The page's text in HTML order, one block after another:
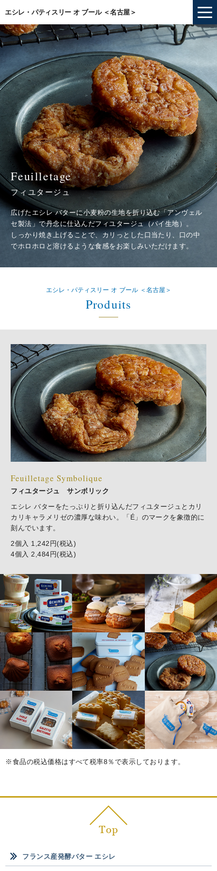
エシレ・パティスリー オ ブール ＜名古屋＞
Feuilletage
フィユタージュ
広げたエシレ バターに小麦粉の生地を折り込む「アンヴェル
セ製法」で丹念に仕込んだフィユタージュ（パイ生地）。
しっかり焼き上げることで、カリっとした口当たり、口の中
でホロホロと溶けるような食感をお楽しみいただけます。
エシレ・パティスリー オ ブール ＜名古屋＞
Produits
Feuilletage Symbolique
フィユタージュ サンボリック
エシレ バターをたっぷりと折り込んだフィユタージュとカリ
カリキャラメリゼの濃厚な味わい。「É」のマークを象徴的に
刻んでいます。
2個入 1,242円(税込)
4個入 2,484円(税込)
※食品の税込価格はすべて税率8％で表示しております。
フランス産発酵バター エシレ